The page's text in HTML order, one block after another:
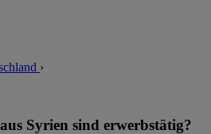
›
Syrien sind erwerbstätig?